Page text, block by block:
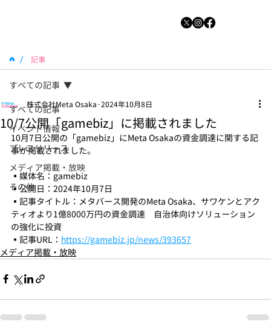
/ 記事
すべての記事
イベント情報
プレスリリース
メディア掲載・放映
その他
すべての記事
10/7公開「gamebiz」に掲載されました
株式会社Meta Osaka 2024年10月8日
10月7日公開の「gamebiz」にMeta Osakaの資金調達に関する記
事が掲載されました。
▪️媒体名：gamebiz
▪️公開日：2024年10月7日
▪️記事タイトル：メタバース開発のMeta Osaka、サワケンとアク
ティオより1億8000万円の資金調達　自治体向けソリューション
の強化に投資
▪️記事URL： https://gamebiz.jp/news/393657
メディア掲載・放映